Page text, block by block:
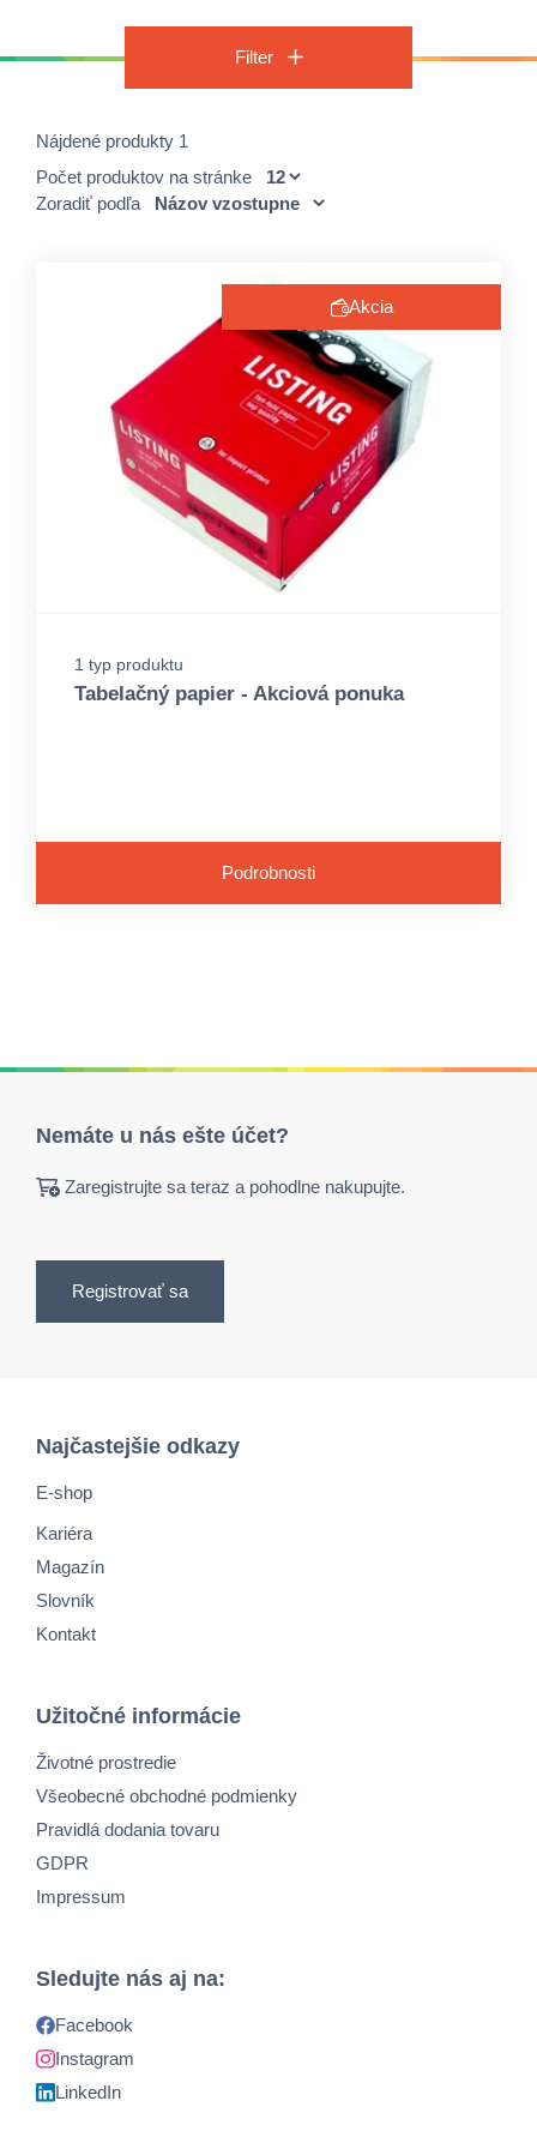
Filter
Nájdené produkty 1
Počet produktov na stránke
Zoradiť podľa
Akcia
1 typ produktu
Tabelačný papier - Akciová ponuka
Podrobnosti
Nemáte u nás ešte účet?
Zaregistrujte sa teraz a pohodlne nakupujte.
Registrovať sa
Najčastejšie odkazy
E-shop
Kariéra
Magazín
Slovník
Kontakt
Užitočné informácie
Životné prostredie
Všeobecné obchodné podmienky
Pravidlá dodania tovaru
GDPR
Impressum
Sledujte nás aj na:
Facebook
Instagram
LinkedIn